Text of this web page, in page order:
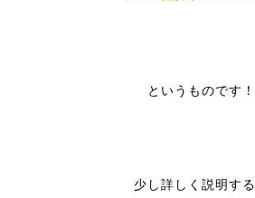
というものです！
少し詳しく説明す